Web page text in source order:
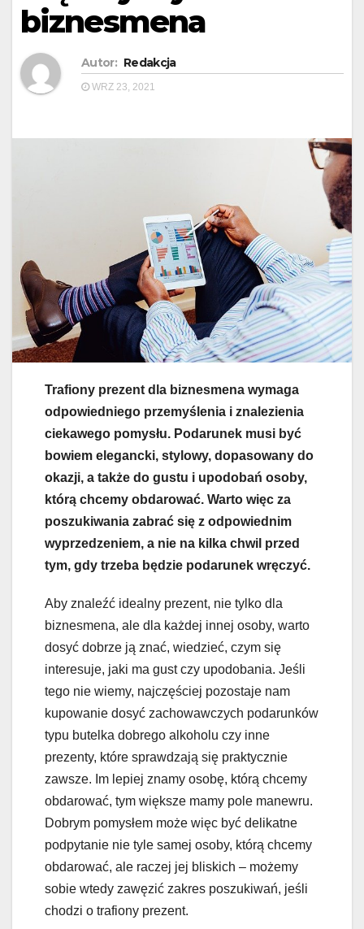
biznesmena
Autor: Redakcja
WRZ 23, 2021
Trafiony prezent dla biznesmena wymaga
odpowiedniego przemyślenia i znalezienia
ciekawego pomysłu. Podarunek musi być
bowiem elegancki, stylowy, dopasowany do
okazji, a także do gustu i upodobań osoby,
którą chcemy obdarować. Warto więc za
poszukiwania zabrać się z odpowiednim
wyprzedzeniem, a nie na kilka chwil przed
tym, gdy trzeba będzie podarunek wręczyć.
Aby znaleźć idealny prezent, nie tylko dla
biznesmena, ale dla każdej innej osoby, warto
dosyć dobrze ją znać, wiedzieć, czym się
interesuje, jaki ma gust czy upodobania. Jeśli
tego nie wiemy, najczęściej pozostaje nam
kupowanie dosyć zachowawczych podarunków
typu butelka dobrego alkoholu czy inne
prezenty, które sprawdzają się praktycznie
zawsze. Im lepiej znamy osobę, którą chcemy
obdarować, tym większe mamy pole manewru.
Dobrym pomysłem może więc być delikatne
podpytanie nie tyle samej osoby, którą chcemy
obdarować, ale raczej jej bliskich – możemy
sobie wtedy zawęzić zakres poszukiwań, jeśli
chodzi o trafiony prezent.